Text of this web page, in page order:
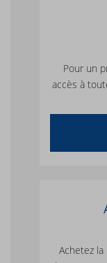
Pour un
accès à
Achetez